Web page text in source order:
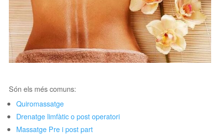
Són els més comuns:
Quiromassatge
Drenatge limfàtic o post operatori
Massatge Pre i post part